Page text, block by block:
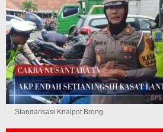
Standarisasi Knalpot Brong